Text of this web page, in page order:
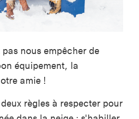
nous empêcher de
équipement, la
amie !
règles à respecter pour